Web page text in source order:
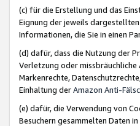
(c) für die Erstellung und das
Eignung der jeweils
Informationen, die Sie in einen
(d) dafür, dass die Nutzung der
Verletzung oder missbräuchliche
Markenrechte,
Einhaltung derAmazon Anti-
(e) dafür, die Verwendung von
Besuchern gesammelten Daten